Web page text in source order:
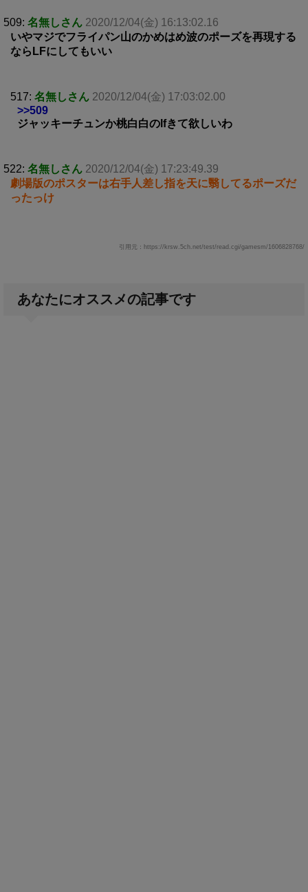
509: 名無しさん 2020/12/04(金) 16:13:02.16
いやマジでフライパン山のかめはめ波のポーズを再現する
ならLFにしてもいい
517: 名無しさん 2020/12/04(金) 17:03:02.00
>>509
ジャッキーチュンか桃白白のlfきて欲しいわ
522: 名無しさん 2020/12/04(金) 17:23:49.39
劇場版のポスターは右手人差し指を天に翳してるポーズだ
ったっけ
引用元：https://krsw.5ch.net/test/read.cgi/gamesm/1606828768/
あなたにオススメの記事です